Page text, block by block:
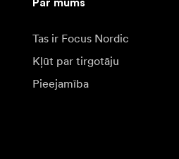
Par mums
Tas ir Focus Nordic
Kļūt par tirgotāju
Pieejamība